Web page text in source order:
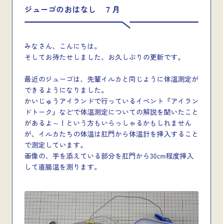
ジューゴのおはなし ７月
みなさん、こんにちは。
そしてお待たせしました、お久しぶりの更新です。
最近のジューゴは、先輩イルカと同じように体温測定が
できるようになりました。
かいじゅうアイランドで行っているイベント『アイラン
ドトーク』などで体温測定についての解説を聞いたこと
があるよ～！という方もいらっしゃるかもしれません
が、イルカたちの体温は肛門から体温計を挿入すること
で測定しています。
画像の、手を添えている部分を肛門から30cm程度挿入
して直腸温を測ります。